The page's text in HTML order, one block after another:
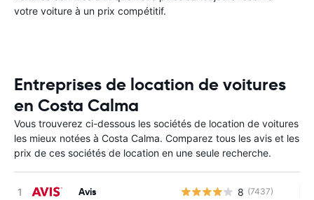
votre voiture à un prix compétitif.
Entreprises de location de voitures
en Costa Calma
Vous trouverez ci-dessous les sociétés de location de voitures
les mieux notées à Costa Calma. Comparez tous les avis et les
prix de ces sociétés de location en une seule recherche.
Avis 8 (7437)